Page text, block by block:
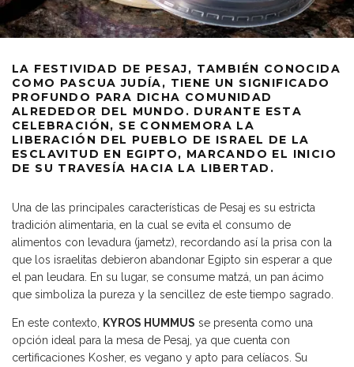
LA FESTIVIDAD DE PESAJ, TAMBIÉN CONOCIDA
COMO PASCUA JUDÍA, TIENE UN SIGNIFICADO
PROFUNDO PARA DICHA COMUNIDAD
ALREDEDOR DEL MUNDO. DURANTE ESTA
CELEBRACIÓN, SE CONMEMORA LA
LIBERACIÓN DEL PUEBLO DE ISRAEL DE LA
ESCLAVITUD EN EGIPTO, MARCANDO EL INICIO
DE SU TRAVESÍA HACIA LA LIBERTAD.
Una de las principales características de Pesaj es su estricta
tradición alimentaria, en la cual se evita el consumo de
alimentos con levadura (jametz), recordando así la prisa con la
que los israelitas debieron abandonar Egipto sin esperar a que
el pan leudara. En su lugar, se consume matzá, un pan ácimo
que simboliza la pureza y la sencillez de este tiempo sagrado.
En este contexto, KYROS HUMMUS se presenta como una
opción ideal para la mesa de Pesaj, ya que cuenta con
certificaciones Kosher, es vegano y apto para celíacos. Su